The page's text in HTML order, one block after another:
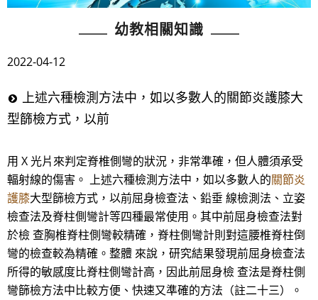
幼教相關知識
2022-04-12
上述六種檢測方法中，如以多數人的關節炎護膝大
型篩檢方式，以前
用 X 光片來判定脊椎側彎的狀況，非常準確，但人體須承受
輻射線的傷害。 上述六種檢測方法中，如以多數人的關節炎
護膝大型篩檢方式，以前屈身檢查法、鉛垂 線檢測法、立姿
檢查法及脊柱側彎計等四種最常使用。其中前屈身檢查法對
於檢 查胸椎脊柱側彎較精確，脊柱側彎計則對這腰椎脊柱倒
彎的檢查較為精確。整體 來說，研究結果發現前屈身檢查法
所得的敏感度比脊柱側彎計高，因此前屈身檢 查法是脊柱側
彎篩檢方法中比較方便、快速又準確的方法（註二十三）。